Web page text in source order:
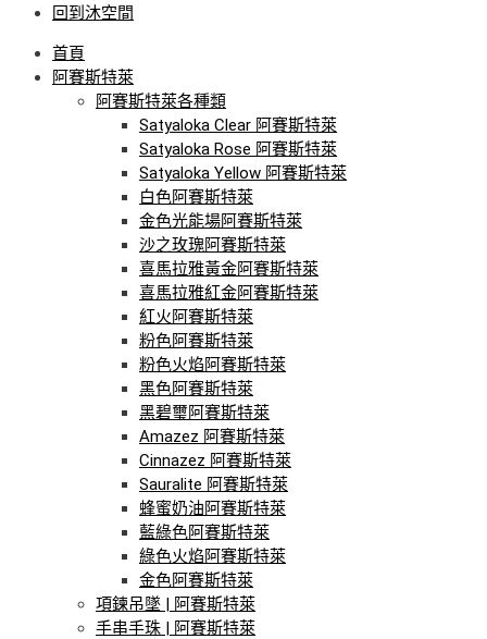
回到沐空間
首頁
阿賽斯特萊
阿賽斯特萊各種類
Satyaloka Clear 阿賽斯特萊
Satyaloka Rose 阿賽斯特萊
Satyaloka Yellow 阿賽斯特萊
白色阿賽斯特萊
金色光能場阿賽斯特萊
沙之玫瑰阿賽斯特萊
喜馬拉雅黃金阿賽斯特萊
喜馬拉雅紅金阿賽斯特萊
紅火阿賽斯特萊
粉色阿賽斯特萊
粉色火焰阿賽斯特萊
黑色阿賽斯特萊
黑碧璽阿賽斯特萊
Amazez 阿賽斯特萊
Cinnazez 阿賽斯特萊
Sauralite 阿賽斯特萊
蜂蜜奶油阿賽斯特萊
藍綠色阿賽斯特萊
綠色火焰阿賽斯特萊
金色阿賽斯特萊
項鍊吊墜 | 阿賽斯特萊
手串手珠 | 阿賽斯特萊